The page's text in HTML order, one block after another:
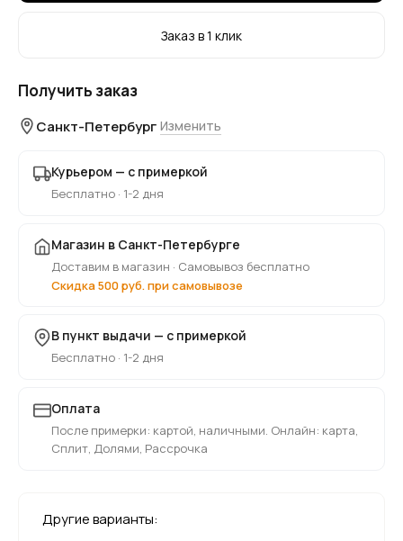
Заказ в 1 клик
Получить заказ
Санкт-Петербург Изменить
Курьером — с примеркой
Бесплатно · 1-2 дня
Магазин в Санкт-Петербурге
Доставим в магазин · Самовывоз бесплатно
Скидка 500 руб. при самовывозе
В пункт выдачи — с примеркой
Бесплатно · 1-2 дня
Оплата
После примерки: картой, наличными. Онлайн: карта,
Сплит, Долями, Рассрочка
Другие варианты: